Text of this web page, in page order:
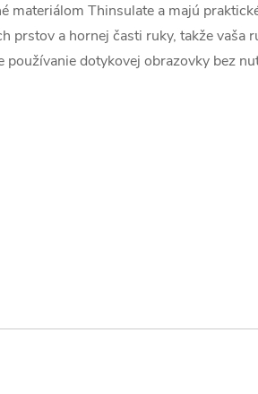
materiálom Thinsulate a majú
prstov a hornej časti ruky, takže vaša
používanie dotykovej obrazovky bez